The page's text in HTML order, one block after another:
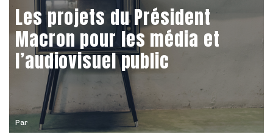
Par
Les projets du Président
Macron pour les média et
l’audiovisuel public